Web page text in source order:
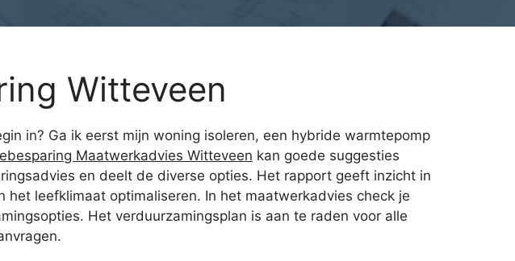
Witteveen
in? Ga ik eerst mijn woning isoleren, een hybride warmtepomp
Maatwerkadvies Witteveen kan goede suggesties
en deelt de diverse opties. Het rapport geeft inzicht in
leefklimaat optimaliseren. In het maatwerkadvies check je
Het verduurzamingsplan is aan te raden voor alle